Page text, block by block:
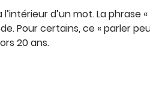
d’un mot. La phrase «
Pour certains, ce « parler
20 ans.